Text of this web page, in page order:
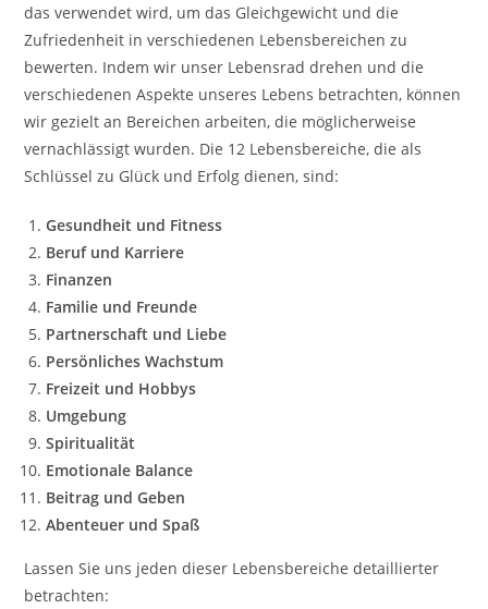
das verwendet wird, um das Gleichgewicht und die
Zufriedenheit in verschiedenen Lebensbereichen zu
bewerten. Indem wir unser Lebensrad drehen und die
verschiedenen Aspekte unseres Lebens betrachten, können
wir gezielt an Bereichen arbeiten, die möglicherweise
vernachlässigt wurden. Die 12 Lebensbereiche, die als
Schlüssel zu Glück und Erfolg dienen, sind:
Gesundheit und Fitness
Beruf und Karriere
Finanzen
Familie und Freunde
Partnerschaft und Liebe
Persönliches Wachstum
Freizeit und Hobbys
Umgebung
Spiritualität
Emotionale Balance
Beitrag und Geben
Abenteuer und Spaß
Lassen Sie uns jeden dieser Lebensbereiche detaillierter
betrachten: